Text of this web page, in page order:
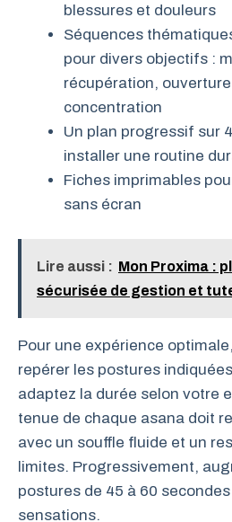
blessures et douleurs
Séquences
pour divers objectifs :
récupération,
concentration
Un plan progressif sur
installer une routine
Fiches imprimables
sans écran
Lire aussi : Mon Proxima :
sécurisée de gestion et
Pour une expérience
repérer les postures
adaptez la durée selon votre
tenue de chaque asana doit
avec un souffle fluide et un
limites. Progressivement,
postures de 45 à 60
sensations.